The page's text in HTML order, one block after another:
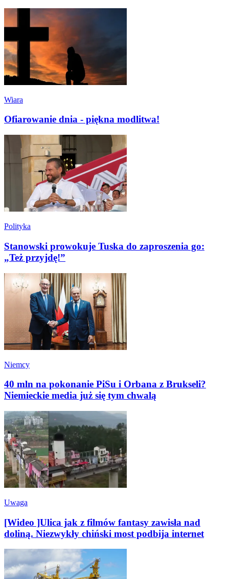
Wiara
Ofiarowanie dnia - piękna modlitwa!
Polityka
Stanowski prowokuje Tuska do zaproszenia go:
„Też przyjdę!”
Niemcy
40 mln na pokonanie PiSu i Orbana z Brukseli?
Niemieckie media już się tym chwalą
Uwaga
[Wideo ]Ulica jak z filmów fantasy zawisła nad
doliną. Niezwykły chiński most podbija internet